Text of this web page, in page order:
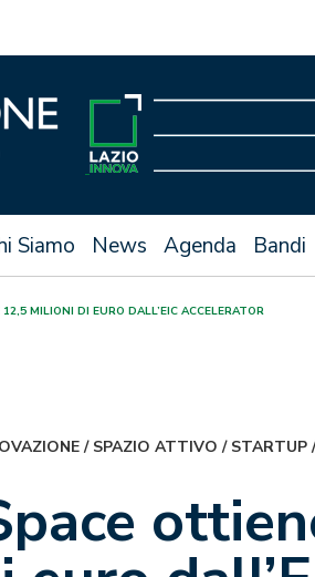
Siamo News Agenda Bandi
MILIONI DI EURO DALL’EIC ACCELERATOR
/ SPAZIO ATTIVO / STARTUP